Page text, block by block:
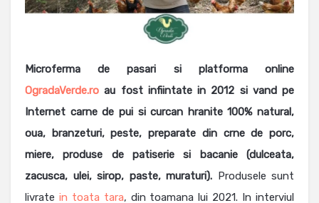
Microferma de pasari si platforma online
OgradaVerde.ro au fost infiintate in 2012 si vand pe
Internet carne de pui si curcan hranite 100% natural,
oua, branzeturi, peste, preparate din crne de porc,
miere, produse de patiserie si bacanie (dulceata,
zacusca, ulei, sirop, paste, muraturi). Produsele sunt
livrate in toata tara, din toamana lui 2021. In interviul